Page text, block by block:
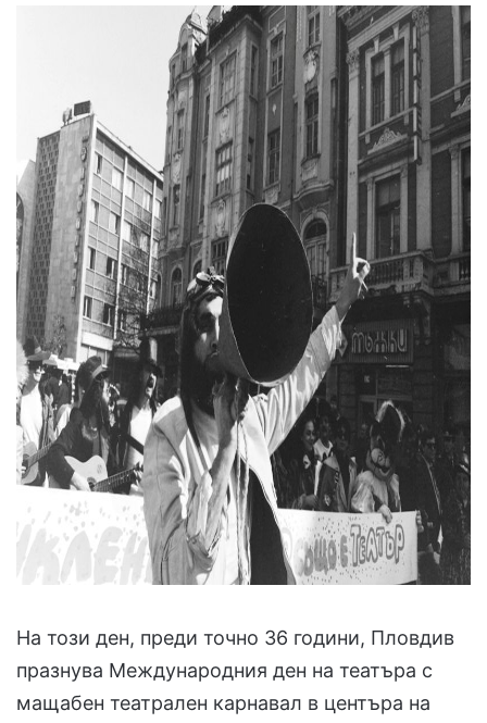
На този ден, преди точно 36 години, Пловдив
празнува Международния ден на театъра с
мащабен театрален карнавал в центъра на